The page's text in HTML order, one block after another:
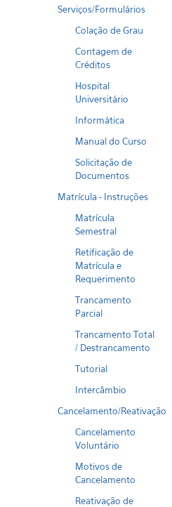
Serviços/Formulários
Colação de Grau
Contagem de
Créditos
Hospital
Universitário
Informática
Manual do Curso
Solicitação de
Documentos
Matrícula - Instruções
Matrícula
Semestral
Retificação de
Matrícula e
Requerimento
Trancamento
Parcial
Trancamento Total
/ Destrancamento
Tutorial
Intercâmbio
Cancelamento/Reativação
Cancelamento
Voluntário
Motivos de
Cancelamento
Reativação de